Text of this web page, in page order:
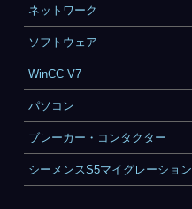
ネットワーク
ソフトウェア
WinCC V7
パソコン
ブレーカー・コンタクター
シーメンスS5マイグレーション